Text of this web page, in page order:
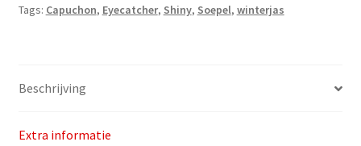
Tags: Capuchon, Eyecatcher, Shiny, Soepel, winterjas
Beschrijving
Extra informatie